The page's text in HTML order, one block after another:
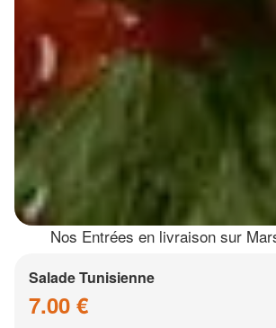
Nos Entrées en livraison sur
Salade Tunisienne
7.00 €